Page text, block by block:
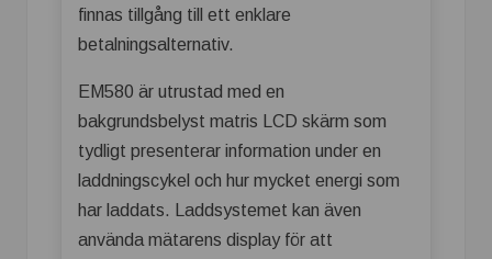
finnas tillgång till ett enklare
betalningsalternativ.
EM580 är utrustad med en
bakgrundsbelyst matris LCD skärm som
tydligt presenterar information under en
laddningscykel och hur mycket energi som
har laddats. Laddsystemet kan även
använda mätarens display för att